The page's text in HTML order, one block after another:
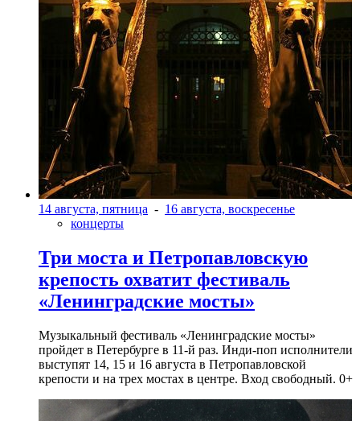
14 августа, пятница - 16 августа, воскресенье
концерты
Три моста и Петропавловскую
крепость охватит фестиваль
«Ленинградские мосты»
Музыкальный фестиваль «Ленинградские мосты»
пройдет в Петербурге в 11-й раз. Инди-поп исполнители
выступят 14, 15 и 16 августа в Петропавловской
крепости и на трех мостах в центре. Вход свободный. 0+